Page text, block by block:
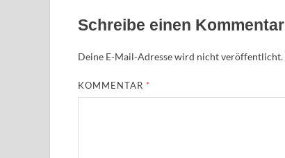
Schreibe einen Kommentar
Deine E-Mail-Adresse wird nicht veröffentlicht.
KOMMENTAR *